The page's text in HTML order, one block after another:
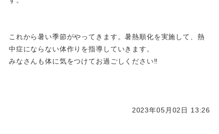
これから暑い季節がやってきます。暑熱順化を実施して、熱
中症にならない体作りを指導していきます。
みなさんも体に気をつけてお過ごしください‼
2023年05月02日 13:26